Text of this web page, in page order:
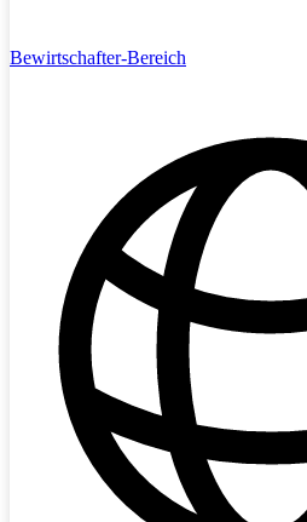
Bewirtschafter-Bereich